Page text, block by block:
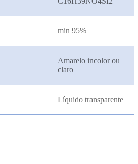
min 95%
Amarelo incolor ou
claro
Líquido transparente